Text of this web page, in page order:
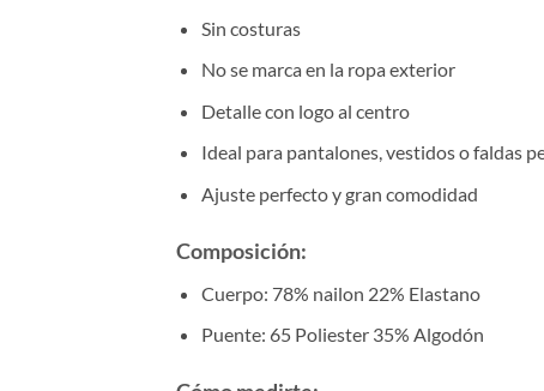
Sin costuras
No se marca en la ropa exterior
Detalle con logo al centro
Ideal para pantalones, vestidos o faldas
Ajuste perfecto y gran comodidad
Composición:
Cuerpo: 78% nailon 22% Elastano
Puente: 65 Poliester 35% Algodón